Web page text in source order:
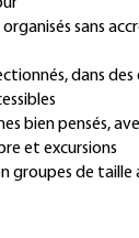
sans
dans
bien pensés,
et excursions
groupes de taille